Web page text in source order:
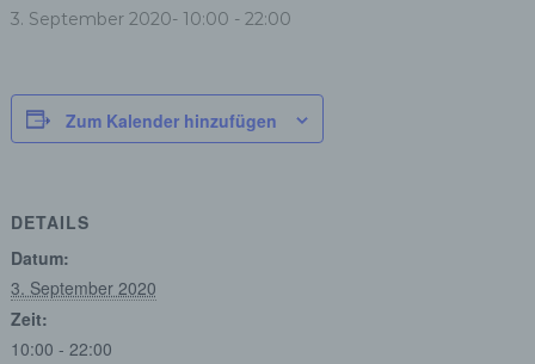
3. September 2020- 10:00 - 22:00
Zum Kalender hinzufügen
DETAILS
Datum:
3. September 2020
Zeit:
10:00 - 22:00